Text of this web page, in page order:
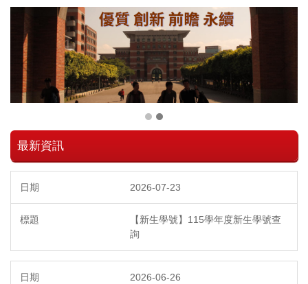
最新資訊
2026-07-23
【新生學號】115學年度新生學號查
詢
2026-06-26